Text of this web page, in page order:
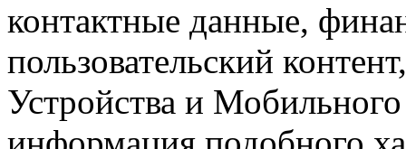
контактные данные,
пользовательский
Устройства и